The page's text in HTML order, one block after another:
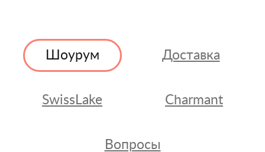
Шоурум Доставка
SwissLake Charmant
Вопросы